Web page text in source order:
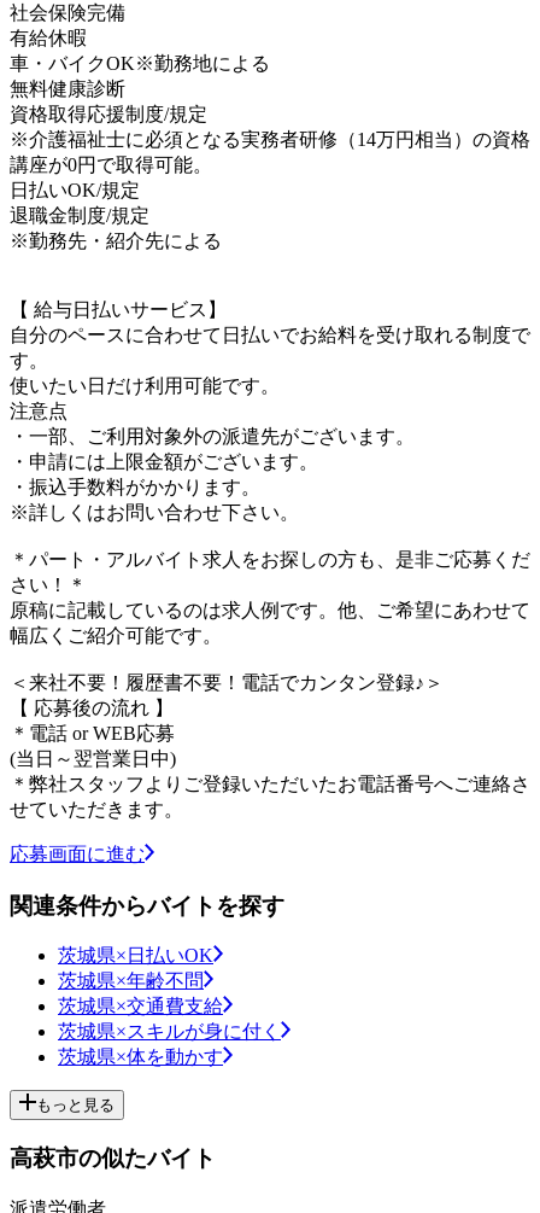
社会保険完備
有給休暇
車・バイクOK※勤務地による
無料健康診断
資格取得応援制度/規定
※介護福祉士に必須となる実務者研修（14万円相当）の資格
講座が0円で取得可能。
日払いOK/規定
退職金制度/規定
※勤務先・紹介先による
【 給与日払いサービス】
自分のペースに合わせて日払いでお給料を受け取れる制度で
す。
使いたい日だけ利用可能です。
注意点
・一部、ご利用対象外の派遣先がございます。
・申請には上限金額がございます。
・振込手数料がかかります。
※詳しくはお問い合わせ下さい。
＊パート・アルバイト求人をお探しの方も、是非ご応募くだ
さい！＊
原稿に記載しているのは求人例です。他、ご希望にあわせて
幅広くご紹介可能です。
＜来社不要！履歴書不要！電話でカンタン登録♪＞
【 応募後の流れ 】
＊電話 or WEB応募
(当日～翌営業日中)
＊弊社スタッフよりご登録いただいたお電話番号へご連絡さ
せていただきます。
応募画面に進む
関連条件からバイトを探す
茨城県×日払いOK
茨城県×年齢不問
茨城県×交通費支給
茨城県×スキルが身に付く
茨城県×体を動かす
もっと見る
高萩市の似たバイト
派遣労働者